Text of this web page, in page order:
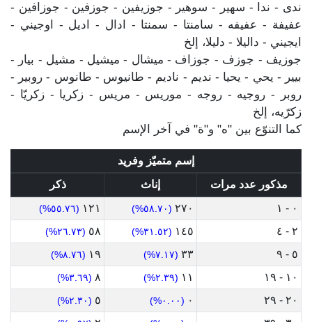
ندى - ندا - سهير - سوهير - جوزيفين - جوزفين - جوزافين -
عفيفة - عفيفه - سامنتا - سمنتا - ادال - اديل - اوجيني -
ايجيني - داليلا - دليلا، إلخ
جوزيف - جوزف - جوزاف - ميشال - ميشيل - مشيل - بيار -
بيير - يحي - يحيا - نديم - ناديم - طانيوس - طانوس - روبير -
روبر - روجيه - روجه - موريس - مريس - زكريا - زكريّا -
زكرّيه، إلخ
كما التنوّع بين "ه" و"ة" في آخر الإسم
إسم متميّز وفريد
مذكور عدد مرات
إناث
ذكر
٠ - ١
٢٧٠ (٥٨.٧٠%) ١٢١ (٥٥.٧٦%)
٢ - ٤ ١٤٥ (٣١.٥٢%) ٥٨ (٢٦.٧٣%)
٥ - ٩ ٣٣ (٧.١٧%) ١٩ (٨.٧٦%)
١٠ - ١٩ ١١ (٢.٣٩%) ٨ (٣.٦٩%)
٢٠ - ٢٩ ٠ (٠.٠٠%) ٥ (٢.٣٠%)